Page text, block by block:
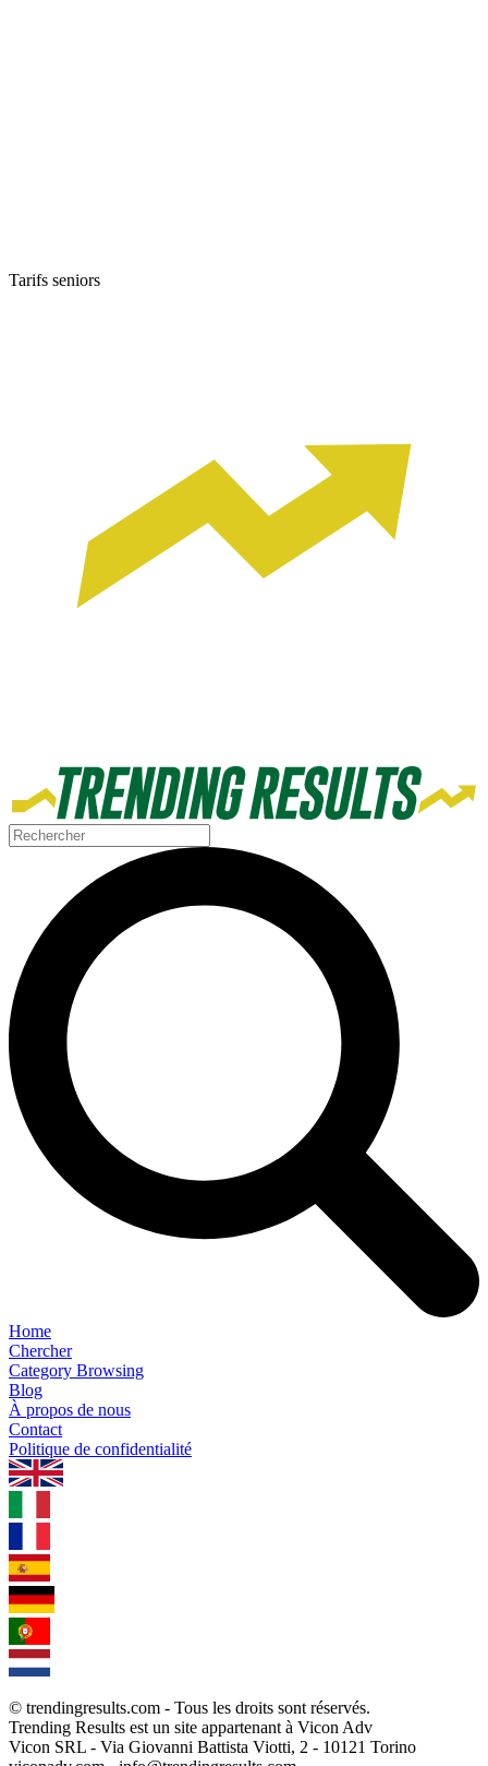
Tarifs seniors
Home
Chercher
Category Browsing
Blog
À propos de nous
Contact
Politique de confidentialité
© trendingresults.com - Tous les droits sont réservés.
Trending Results est un site appartenant à Vicon Adv
Vicon SRL - Via Giovanni Battista Viotti, 2 - 10121 Torino